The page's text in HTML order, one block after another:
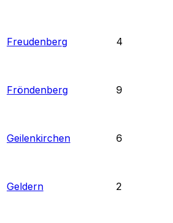
Freudenberg
4
Fröndenberg
9
Geilenkirchen
6
Geldern
2